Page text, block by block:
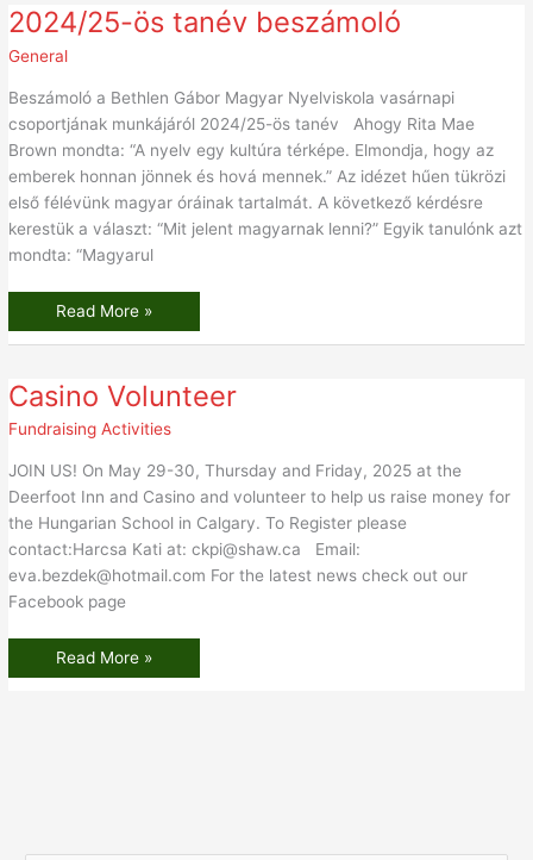
2024/25-ös tanév beszámoló
General
Beszámoló a Bethlen Gábor Magyar Nyelviskola vasárnapi
csoportjának munkájáról 2024/25-ös tanév Ahogy Rita Mae
Brown mondta: “A nyelv egy kultúra térképe. Elmondja, hogy az
emberek honnan jönnek és hová mennek.” Az idézet hűen tükrözi
első félévünk magyar óráinak tartalmát. A következő kérdésre
kerestük a választ: “Mit jelent magyarnak lenni?” Egyik tanulónk azt
mondta: “Magyarul
2024/25-
ös
tanév
beszámoló
Read More »
Casino Volunteer
Fundraising Activities
JOIN US! On May 29-30, Thursday and Friday, 2025 at the
Deerfoot Inn and Casino and volunteer to help us raise money for
the Hungarian School in Calgary. To Register please
contact:Harcsa Kati at: ckpi@shaw.ca Email:
eva.bezdek@hotmail.com For the latest news check out our
Facebook page
Casino
Volunteer
Read More »